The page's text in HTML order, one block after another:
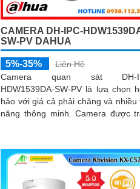
CAMERA DH-IPC-
SW-PV DAHUA
5%-35%
Liên Hệ
Camera quan sát DH-
HDW1539DA-SW-PV là lựa chọn
hảo với giá cả phải chăng và nhiều
năng thông minh. Camera được trang
báo động chủ động chính xác